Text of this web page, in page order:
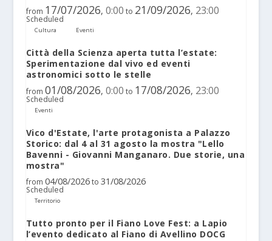
from 17/07/2026, 0:00 to 21/09/2026, 23:00
Scheduled
Cultura Eventi
Città della Scienza aperta tutta l’estate:
Sperimentazione dal vivo ed eventi
astronomici sotto le stelle
from 01/08/2026, 0:00 to 17/08/2026, 23:00
Scheduled
Eventi
Vico d'Estate, l'arte protagonista a Palazzo
Storico: dal 4 al 31 agosto la mostra "Lello
Bavenni - Giovanni Manganaro. Due storie, una
mostra"
from 04/08/2026 to 31/08/2026
Scheduled
Territorio
Tutto pronto per il Fiano Love Fest: a Lapio
l’evento dedicato al Fiano di Avellino DOCG